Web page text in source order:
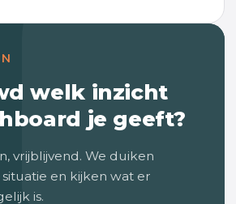
welk inzicht
je geeft?
vrijblijvend. We duiken
en kijken wat er
is.